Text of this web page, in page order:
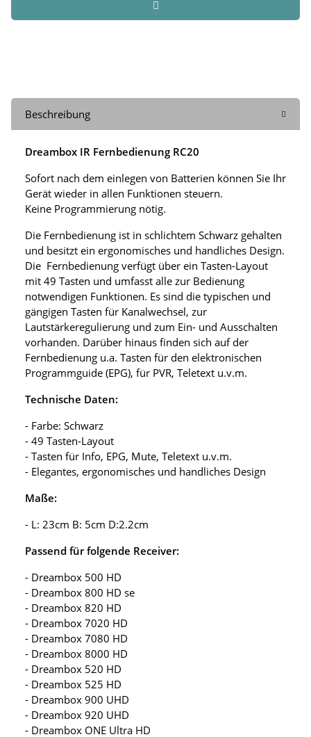
Beschreibung
Dreambox IR Fernbedienung RC20
Sofort nach dem einlegen von Batterien können Sie Ihr
Gerät wieder in allen Funktionen steuern.
Keine Programmierung nötig.
Die Fernbedienung ist in schlichtem Schwarz gehalten
und besitzt ein ergonomisches und handliches Design.
Die Fernbedienung verfügt über ein Tasten-Layout
mit 49 Tasten und umfasst alle zur Bedienung
notwendigen Funktionen. Es sind die typischen und
gängigen Tasten für Kanalwechsel, zur
Lautstärkeregulierung und zum Ein- und Ausschalten
vorhanden. Darüber hinaus finden sich auf der
Fernbedienung u.a. Tasten für den elektronischen
Programmguide (EPG), für PVR, Teletext u.v.m.
Technische Daten:
- Farbe: Schwarz
- 49 Tasten-Layout
- Tasten für Info, EPG, Mute, Teletext u.v.m.
- Elegantes, ergonomisches und handliches Design
Maße:
- L: 23cm B: 5cm D:2.2cm
Passend für folgende Receiver:
- Dreambox 500 HD
- Dreambox 800 HD se
- Dreambox 820 HD
- Dreambox 7020 HD
- Dreambox 7080 HD
- Dreambox 8000 HD
- Dreambox 520 HD
- Dreambox 525 HD
- Dreambox 900 UHD
- Dreambox 920 UHD
- Dreambox ONE Ultra HD